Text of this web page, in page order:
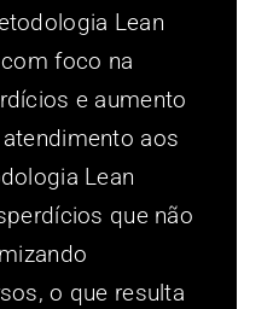
Lean
foco na
e aumento
aos
Lean
que não
o que resulta